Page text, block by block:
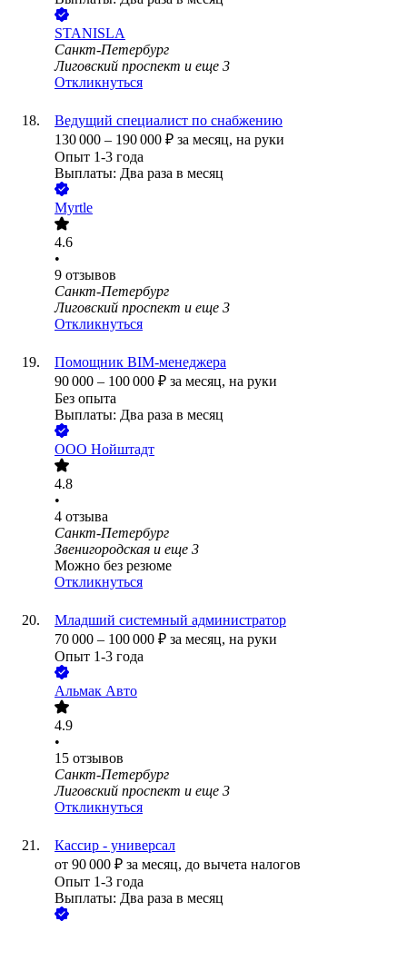
STANISLA
Санкт-Петербург
Лиговский проспект и еще 3
Откликнуться
Ведущий специалист по снабжению
130 000 – 190 000 ₽ за месяц, на руки
Опыт 1-3 года
Выплаты: Два раза в месяц
Myrtle
4.6
•
9 отзывов
Санкт-Петербург
Лиговский проспект и еще 3
Откликнуться
Помощник BIM-менеджера
90 000 – 100 000 ₽ за месяц, на руки
Без опыта
Выплаты: Два раза в месяц
ООО Нойштадт
4.8
•
4 отзыва
Санкт-Петербург
Звенигородская и еще 3
Можно без резюме
Откликнуться
Младший системный администратор
70 000 – 100 000 ₽ за месяц, на руки
Опыт 1-3 года
Альмак Авто
4.9
•
15 отзывов
Санкт-Петербург
Лиговский проспект и еще 3
Откликнуться
Кассир - универсал
от 90 000 ₽ за месяц, до вычета налогов
Опыт 1-3 года
Выплаты: Два раза в месяц